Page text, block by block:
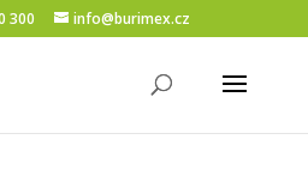
300 info@burimex.cz